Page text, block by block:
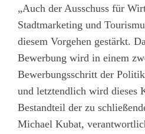
„Auch der Ausschuss für
Stadtmarketing und
diesem Vorgehen gestärkt.
Bewerbung wird in einem
Bewerbungsschritt der
und letztendlich wird dieses
Bestandteil der zu
Michael Kubat,